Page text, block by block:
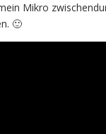
Mikro
🙂